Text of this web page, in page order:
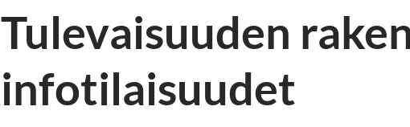
Tulevaisuuden
infotilaisuudet